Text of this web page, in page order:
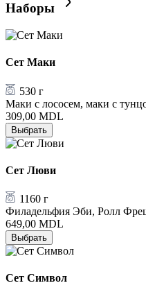
Наборы
Сет Маки
530 г
Маки с лососем, маки с
309,00 MDL
Выбрать
Сет Люви
1160 г
Филадельфия Эби, Ролл
649,00 MDL
Выбрать
Сет Символ